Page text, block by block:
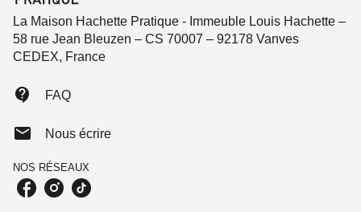
La Maison Hachette Pratique - Immeuble Louis Hachette –
58 rue Jean Bleuzen – CS 70007 – 92178 Vanves
CEDEX, France
contact_support FAQ
mail Nous écrire
NOS RÉSEAUX